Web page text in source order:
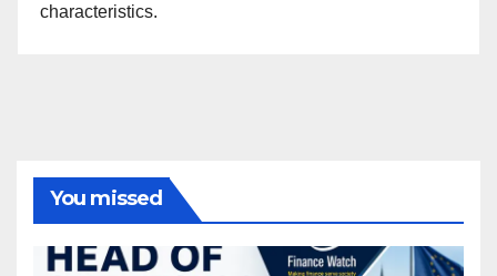
characteristics.
You missed